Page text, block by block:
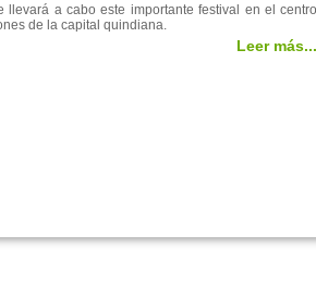
llevará a cabo este importante festival en el
de la capital quindiana.
Leer